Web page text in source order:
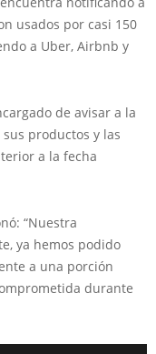
usados por casi 150
a Uber, Airbnb y
de avisar a la
productos y las
a la fecha
“Nuestra
ya hemos podido
a una porción
durante